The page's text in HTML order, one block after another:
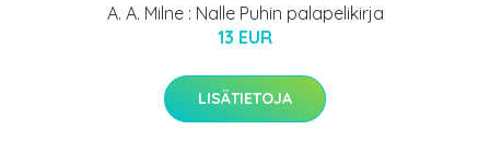
A. A. Milne : Nalle Puhin palapelikirja
13 EUR
LISÄTIETOJA